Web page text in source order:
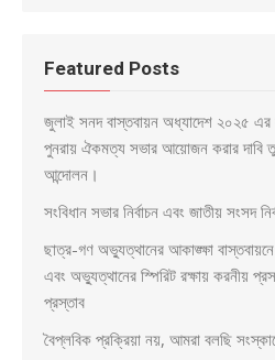
Featured Posts
জুলাই সনদ বাস্তবায়ন অধ্যাদেশ ২০২৫ এর
পুনরায় ঐকমত্য সভার আয়োজন করার দাবি
আন্দোলন।
সংবিধান সভার নির্বাচন এবং জাতীয় সংসদ
ছাত্র-গণ অভ্যুত্থানের আকাঙ্ক্ষা বাস্তবায়নে
এবং অভ্যুত্থানের স্পিরিট রক্ষায় করনীয়
প্রস্তাব
বৈপ্লবিক প্রক্রিয়া নয়, আমরা বলছি